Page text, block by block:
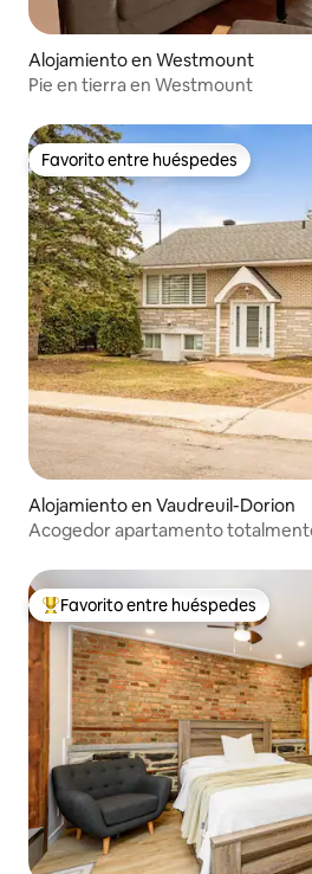
Alojamiento en Westmount
Pie en tierra en Westmount
Favorito entre huéspedes
Favorito entre huéspedes
Alojamiento en Vaudreuil-Dorion
Acogedor apartamento
Favorito entre huéspedes preferido
Favorito entre huéspedes